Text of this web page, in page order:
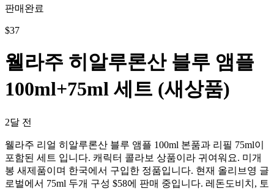
판매완료
$37
웰라주 히알루론산 블루 앰플
100ml+75ml 세트 (새상품)
2달 전
웰라주 리얼 히알루론산 블루 앰플 100ml 본품과 리필 75ml이
포함된 세트 입니다. 캐릭터 콜라보 상품이라 귀여워요. 미개
봉 새제품이며 한국에서 구입한 정품입니다. 현재 올리브영 글
로벌에서 75ml 두개 구성 $58에 판매 중입니다. 레돈도비치, 토